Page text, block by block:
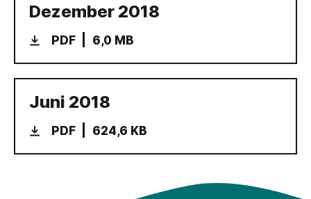
Dezember 2018
PDF 6,0 MB
Juni 2018
PDF 624,6 KB